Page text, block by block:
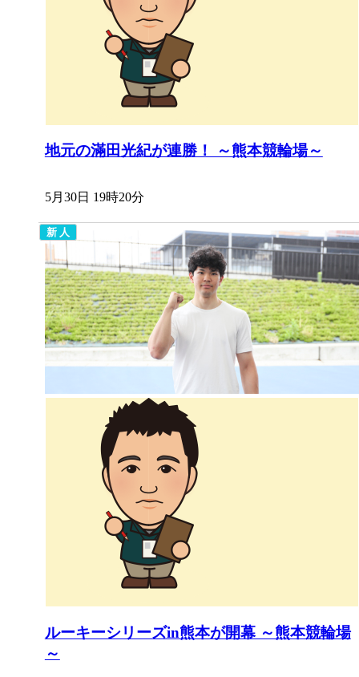
地元の滿田光紀が連勝！ ～熊本競輪場～
5月30日 19時20分
ルーキーシリーズin熊本が開幕 ～熊本競輪場
～